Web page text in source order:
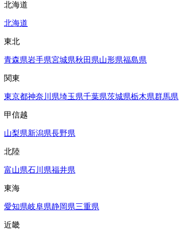
北海道
北海道
東北
青森県岩手県宮城県秋田県山形県福島県
関東
東京都神奈川県埼玉県千葉県茨城県栃木県群馬県
甲信越
山梨県新潟県長野県
北陸
富山県石川県福井県
東海
愛知県岐阜県静岡県三重県
近畿